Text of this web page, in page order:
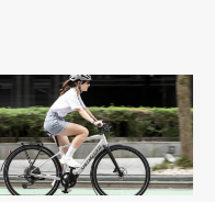
い甘みが何とも優しい。疲
りそうだった。霞ヶ浦と富
周の旅がくれた、最高の贈
で行く。土浦の町明かりが
、残った気力をふり絞って
車もeバイクも関係ない。
増え、一気に明るくなっ
。そしてついに、総合公園
た。やった、ゴールだ。つ